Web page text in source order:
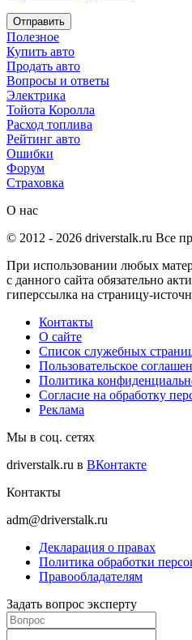
Отправить
Полезное
Купить авто
Продать авто
Вопросы и ответы
Электрика
Тойота Королла
Расход топлива
Рейтинг авто
Ошибки
Форум
Страховка
О нас
© 2012 - 2026 driverstalk.ru Все
При использовании любых
с данного сайта обязательно
гиперссылка на страницу-
Контакты
О сайте
Список служебных
Пользовательское
Политика
Согласие на обработку
Реклама
Мы в соц. сетях
driverstalk.ru в ВКонтакте
Контакты
adm@driverstalk.ru
Декларация о правах
Политика обработки
Правообладателям
Задать вопрос эксперту